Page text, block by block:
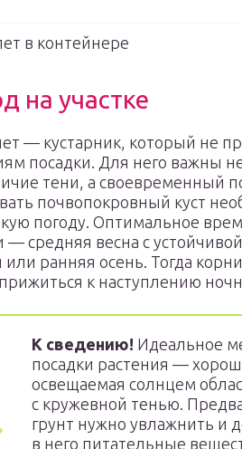
в контейнере
на участке
— кустарник, который не
посадки. Для него важны
тени, а своевременный
почвопокровный куст
погоду. Оптимальное
— средняя весна с
или ранняя осень. Тогда
к наступлению
К сведению! Идеальное
посадки растения —
освещаемая солнцем
с кружевной тенью.
грунт нужно увлажнить и
в него питательные